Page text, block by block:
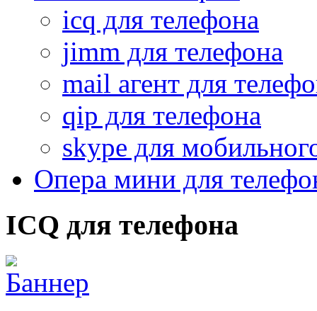
icq для телефона
jimm для телефона
mail агент для
qip для телефона
skype для
Опера мини для
ICQ для телефона